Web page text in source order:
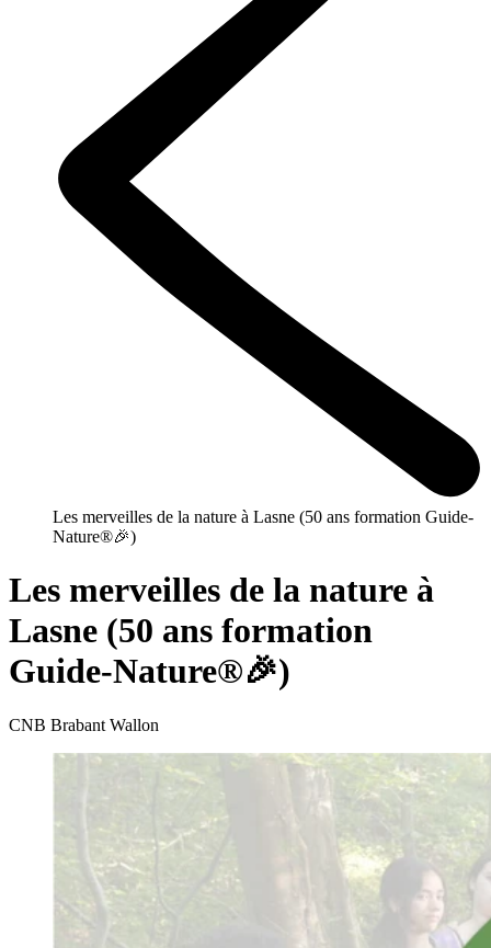
Les merveilles de la nature à Lasne (50 ans formation Guide-
Nature®🎉)
Les merveilles de la nature à
Lasne (50 ans formation
Guide-Nature®🎉)
CNB Brabant Wallon